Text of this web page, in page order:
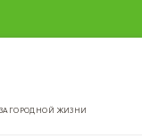
ЖИЗНИ